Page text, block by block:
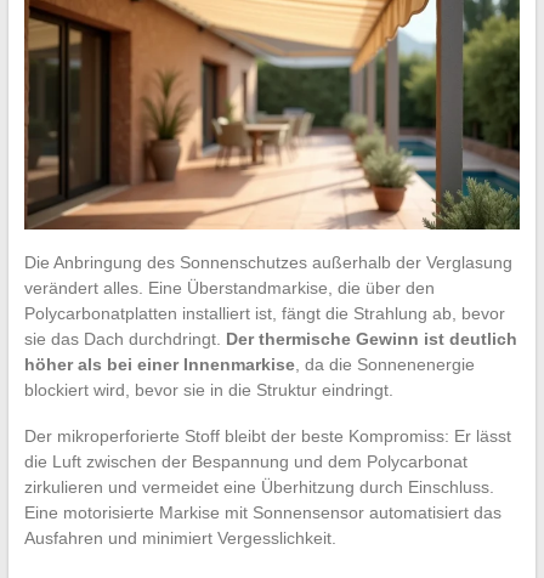
Die Anbringung des Sonnenschutzes außerhalb der Verglasung
verändert alles. Eine Überstandmarkise, die über den
Polycarbonatplatten installiert ist, fängt die Strahlung ab, bevor
sie das Dach durchdringt. Der thermische Gewinn ist deutlich
höher als bei einer Innenmarkise, da die Sonnenenergie
blockiert wird, bevor sie in die Struktur eindringt.
Der mikroperforierte Stoff bleibt der beste Kompromiss: Er lässt
die Luft zwischen der Bespannung und dem Polycarbonat
zirkulieren und vermeidet eine Überhitzung durch Einschluss.
Eine motorisierte Markise mit Sonnensensor automatisiert das
Ausfahren und minimiert Vergesslichkeit.